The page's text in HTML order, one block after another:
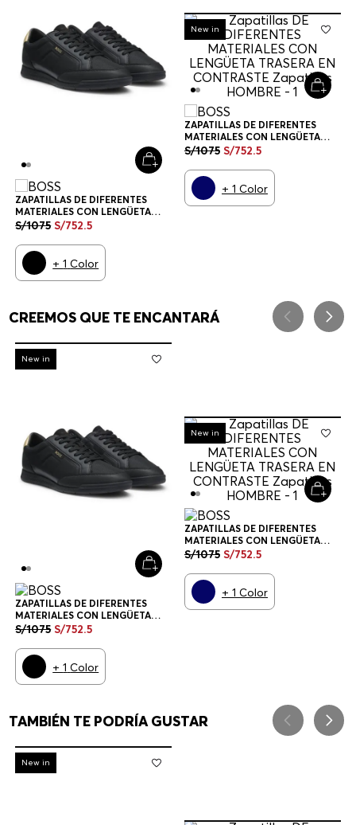
ZAPATILLAS DE DIFERENTES
MATERIALES CON LENGÜETA
TRASERA EN CONTRASTE
ZAPATILLAS HOMBRE
S/1075 S/752.5
+1 Color
-30%
New in
ZAPATILLAS DE DIFERENTES
MATERIALES CON LENGÜETA
TRASERA EN CONTRASTE
S/1075 S/752.5
+ 1 Color
CREEMOS QUE TE ENCANTARÁ
-30%
New in
ZAPATILLAS DE DIFERENTES
MATERIALES CON LENGÜETA
TRASERA EN CONTRASTE
S/1075 S/752.5
+1 Color
-30%
New in
ZAPATILLAS DE DIFERENTES
MATERIALES CON LENGÜETA
TRASERA EN CONTRASTE
S/1075 S/752.5
+ 1 Color
TAMBIÉN TE PODRÍA GUSTAR
-30%
New in